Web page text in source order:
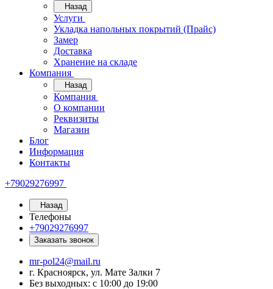
Назад
Услуги
Укладка напольных покрытий (Прайс)
Замер
Доставка
Хранение на складе
Компания
Назад
Компания
О компании
Реквизиты
Магазин
Блог
Информация
Контакты
+79029276997
Назад
Телефоны
+79029276997
Заказать звонок
mr-pol24@mail.ru
г. Красноярск, ул. Мате Залки 7
Без выходных: с 10:00 до 19:00